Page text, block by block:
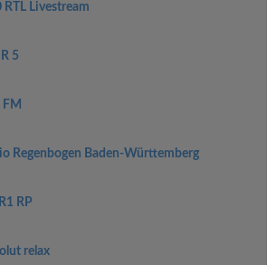
RTL Livestream
5
FM
Regenbogen Baden-Württemberg
RP
relax